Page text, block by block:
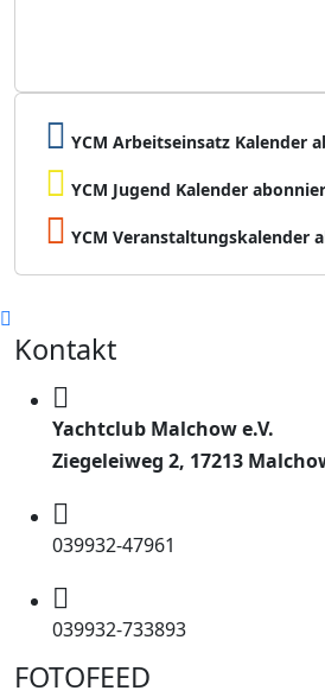
YCM Arbeitseinsatz Kalender
YCM Jugend Kalender
YCM Veranstaltungskalender
Kontakt
Yachtclub Malchow e.V.
Ziegeleiweg 2, 17213
039932-47961
039932-733893
FOTOFEED